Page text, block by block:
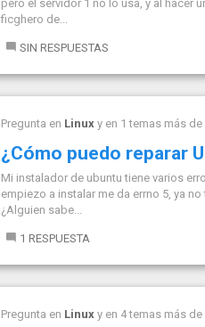
pero el servidor 1 no lo usa, y al hacer
ficghero de...
SIN RESPUESTAS
Pregunta en Linux y en 1 temas más de
¿Cómo puedo reparar
Mi instalador de ubuntu tiene varios
empiezo a instalar me da errno 5, ya
¿Alguien sabe...
1 RESPUESTA
Pregunta en Linux y en 4 temas más de